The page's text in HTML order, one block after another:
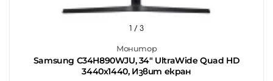
Монитор
Samsung C34H890WJU, 34" UltraWide Quad HD
3440х1440, Извит екран
1 / 3